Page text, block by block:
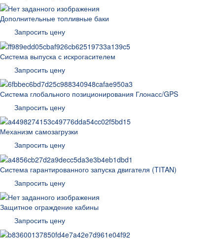
Дополнительные топливные баки
Запросить цену
Система выпуска с искрогасителем
Запросить цену
Система глобального позиционирования Глонасс/GPS
Запросить цену
Механизм самозагрузки
Запросить цену
Система гарантированного запуска двигателя (TITAN)
Запросить цену
Защитное ограждение кабины
Запросить цену